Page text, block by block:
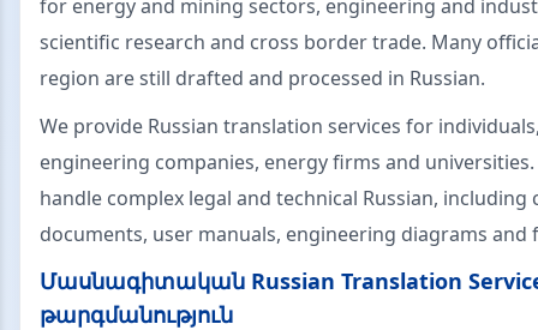
for energy and mining sectors, engineering and
scientific research and cross border trade. Many
region are still drafted and processed in Russian.
We provide Russian translation services for
engineering companies, energy firms and
handle complex legal and technical Russian,
documents, user manuals, engineering diagrams and
Մասնագիտական Russian Translation
թարգմանություն